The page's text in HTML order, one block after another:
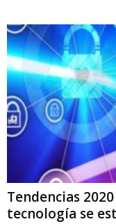
Tendencias
tecnología se